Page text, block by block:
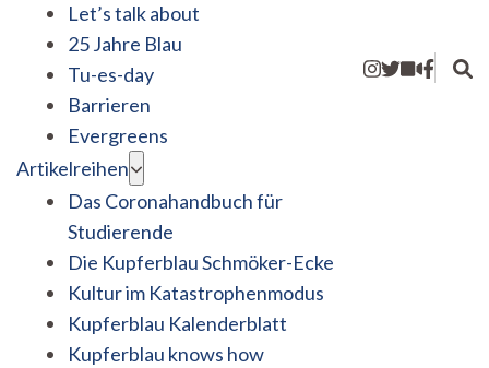
Let’s talk about
25 Jahre Blau
Tu-es-day
Barrieren
Evergreens
Artikelreihen
Das Coronahandbuch für
Studierende
Die Kupferblau Schmöker-Ecke
Kultur im Katastrophenmodus
Kupferblau Kalenderblatt
Kupferblau knows how